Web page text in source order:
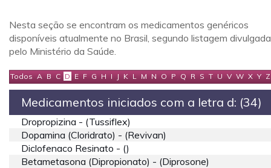
Nesta seção se encontram os medicamentos genéricos
disponíveis atualmente no Brasil, segundo listagem divulgada
pelo Ministério da Saúde.
Todos A B C D E F G H I J K L M N O P Q R S T U V W X Y Z
Medicamentos iniciados com a letra d: (34)
Dropropizina - (tussiflex)
Dopamina (cloridrato) - (revivan)
Diclofenaco Resinato - ()
Betametasona (dipropionato) - (diprosone)